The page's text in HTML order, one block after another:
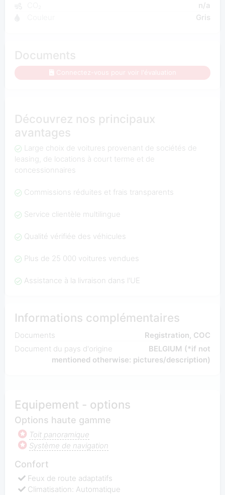
n/a
Gris
Documents
Connectez-vous pour voir l'évaluation
Découvrez nos principaux
avantages
Large choix de voitures provenant de sociétés de
leasing, de locations à court terme et de
concessionnaires
Commissions réduites et frais transparents
Service clientèle multilingue
Qualité vérifiée des véhicules
Plus de 25 000 voitures vendues
Assistance à la livraison dans l'UE
Informations complémentaires
Documents
Registration, COC
Document du pays d'origine
BELGIUM (*if not
mentioned otherwise: pictures/description)
Equipement - options
Options haute gamme
Toit panoramique
Système de navigation
Confort
Feux de route adaptatifs
Climatisation: Automatique